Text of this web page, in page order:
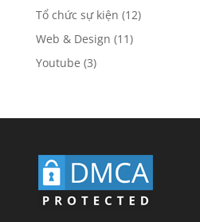
Tổ chức sự kiện (12)
Web & Design (11)
Youtube (3)